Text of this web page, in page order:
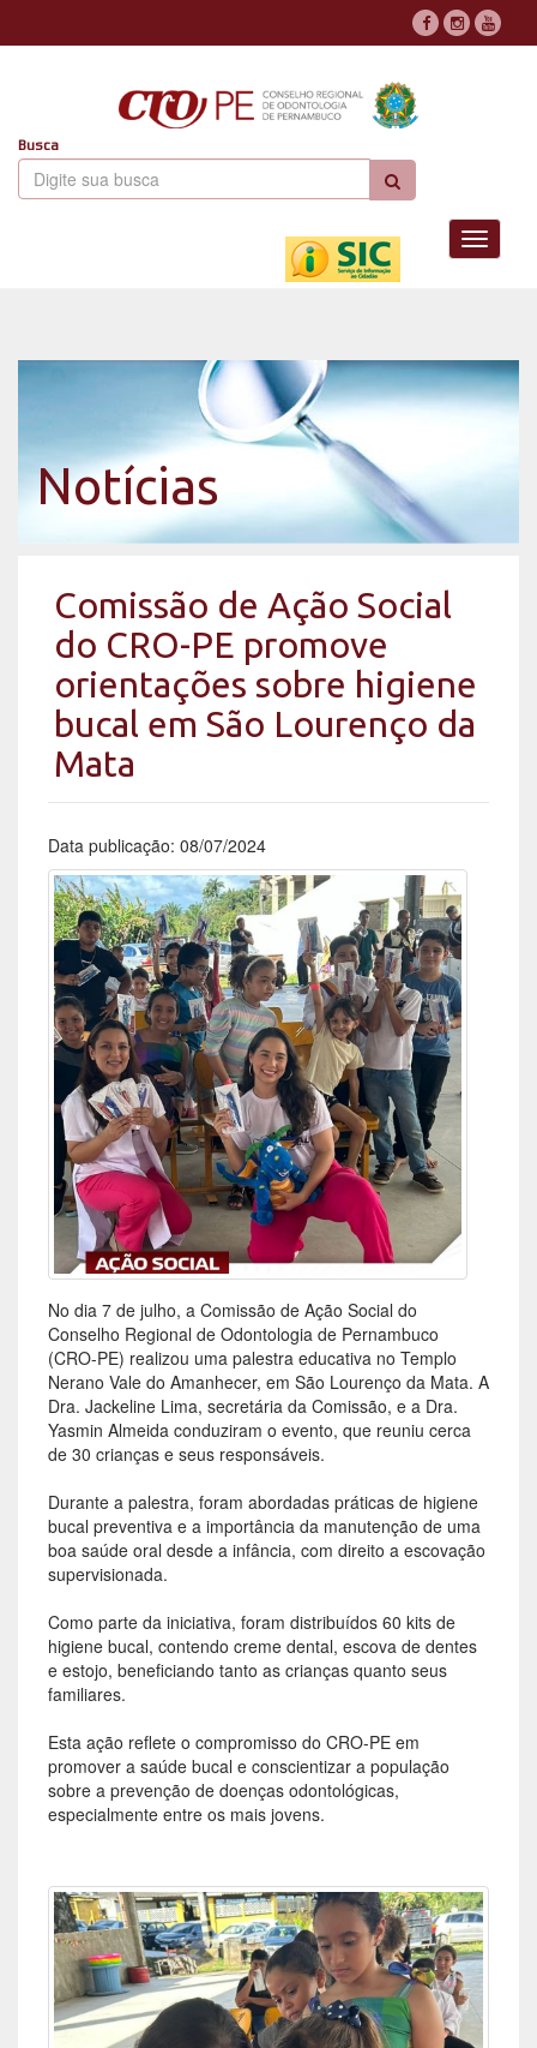
Busca
Toggle
Notícias
Comissão de Ação Social
do CRO-PE promove
orientações sobre higiene
bucal em São Lourenço da
Mata
Data publicação: 08/07/2024
No dia 7 de julho, a Comissão de Ação Social do
Conselho Regional de Odontologia de Pernambuco
(CRO-PE) realizou uma palestra educativa no Templo
Nerano Vale do Amanhecer, em São Lourenço da Mata. A
Dra. Jackeline Lima, secretária da Comissão, e a Dra.
Yasmin Almeida conduziram o evento, que reuniu cerca
de 30 crianças e seus responsáveis.
Durante a palestra, foram abordadas práticas de higiene
bucal preventiva e a importância da manutenção de uma
boa saúde oral desde a infância, com direito a escovação
supervisionada.
Como parte da iniciativa, foram distribuídos 60 kits de
higiene bucal, contendo creme dental, escova de dentes
e estojo, beneficiando tanto as crianças quanto seus
familiares.
Esta ação reflete o compromisso do CRO-PE em
promover a saúde bucal e conscientizar a população
sobre a prevenção de doenças odontológicas,
especialmente entre os mais jovens.